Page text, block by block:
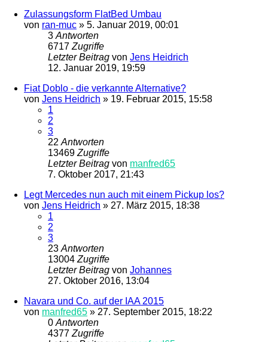
Zulassungsform FlatBed Umbau
von ran-muc » 5. Januar 2019, 00:01
3 Antworten
6717 Zugriffe
Letzter Beitrag von Jens Heidrich
12. Januar 2019, 19:59
Fiat Doblo - die verkannte Alternative?
von Jens Heidrich » 19. Februar 2015, 15:58
1
2
3
22 Antworten
13469 Zugriffe
Letzter Beitrag von manfred65
7. Oktober 2017, 21:43
Legt Mercedes nun auch mit einem Pickup los?
von Jens Heidrich » 27. März 2015, 18:38
1
2
3
23 Antworten
13004 Zugriffe
Letzter Beitrag von Johannes
27. Oktober 2016, 13:04
Navara und Co. auf der IAA 2015
von manfred65 » 27. September 2015, 18:22
0 Antworten
4377 Zugriffe